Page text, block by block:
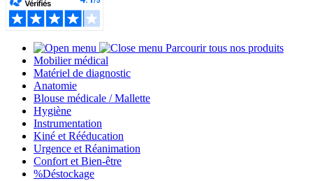
Parcourir tous nos produits
Mobilier médical
Matériel de diagnostic
Anatomie
Blouse médicale / Mallette
Hygiène
Instrumentation
Kiné et Rééducation
Urgence et Réanimation
Confort et Bien-être
%Déstockage